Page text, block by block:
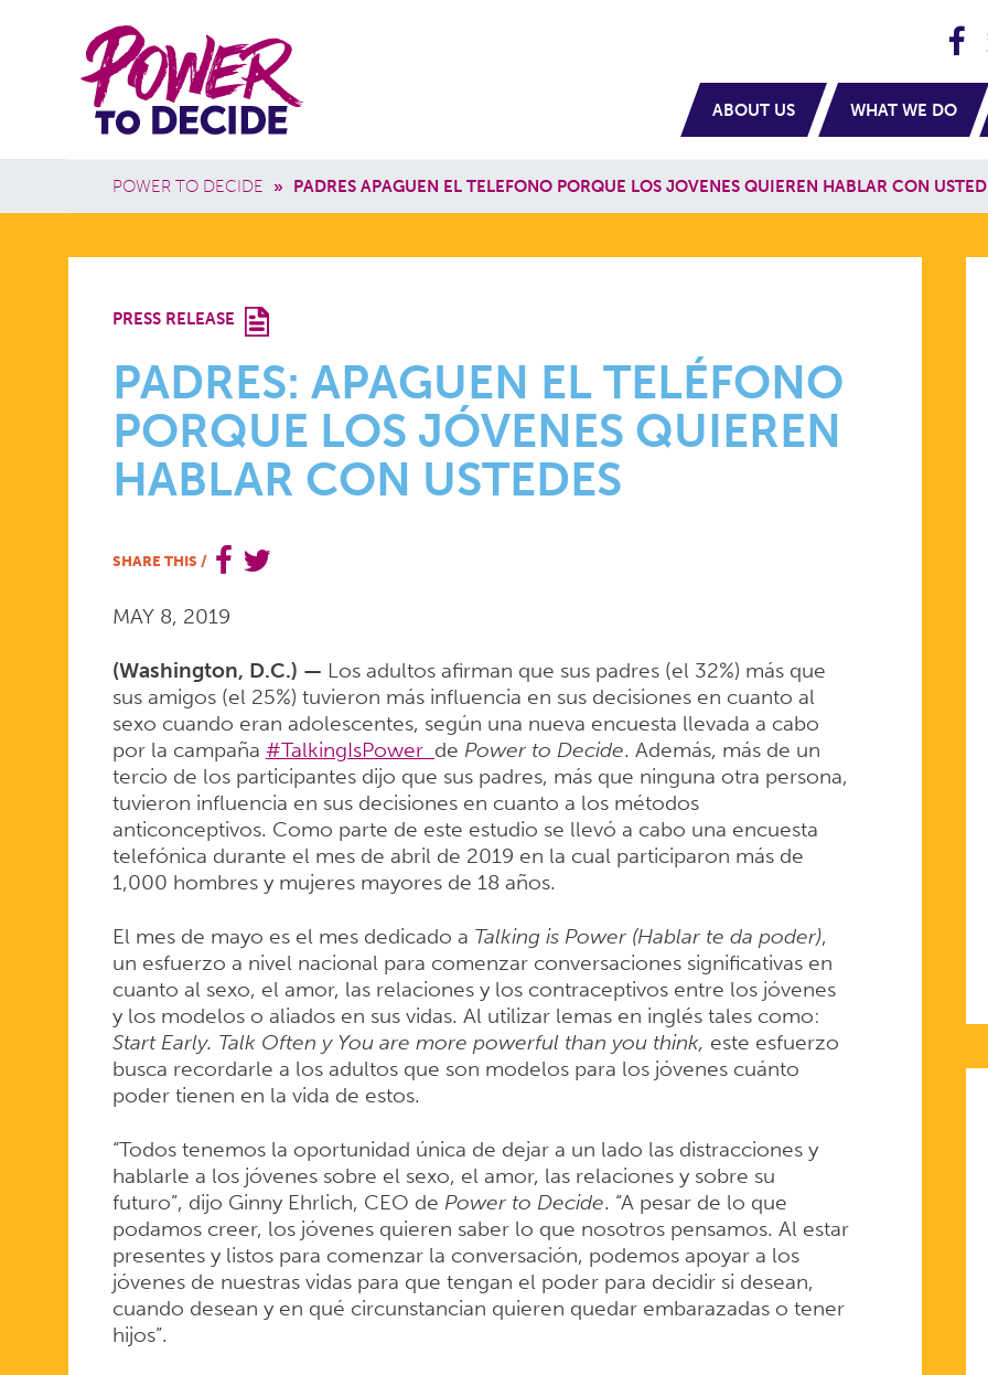
Power
to
Decide
Main navigation
ABOUT US WHAT WE DO
Breadcrumb
POWER TO DECIDE » PADRES APAGUEN EL TELEFONO PORQUE LOS JOVENES QUIEREN HABLAR CON
PADRES:
APAGUEN
EL
TELÉFONO
PORQUE
LOS
JÓVENES
QUIEREN
HABLAR
CON
USTEDES
PRESS RELEASE
PADRES: APAGUEN EL TELÉFONO
PORQUE LOS JÓVENES QUIEREN
HABLAR CON USTEDES
SHARE THIS /
MAY 8, 2019
(Washington, D.C.) — Los adultos afirman que sus padres (el 32%) más que
sus amigos (el 25%) tuvieron más influencia en sus decisiones en cuanto al
sexo cuando eran adolescentes, según una nueva encuesta llevada a cabo
por la campaña #TalkingIsPower de Power to Decide. Además, más de un
tercio de los participantes dijo que sus padres, más que ninguna otra persona,
tuvieron influencia en sus decisiones en cuanto a los métodos
anticonceptivos. Como parte de este estudio se llevó a cabo una encuesta
telefónica durante el mes de abril de 2019 en la cual participaron más de
1,000 hombres y mujeres mayores de 18 años.
El mes de mayo es el mes dedicado a Talking is Power (Hablar te da poder),
un esfuerzo a nivel nacional para comenzar conversaciones significativas en
cuanto al sexo, el amor, las relaciones y los contraceptivos entre los jóvenes
y los modelos o aliados en sus vidas. Al utilizar lemas en inglés tales como:
Start Early. Talk Often y You are more powerful than you think, este esfuerzo
busca recordarle a los adultos que son modelos para los jóvenes cuánto
poder tienen en la vida de estos.
“Todos tenemos la oportunidad única de dejar a un lado las distracciones y
hablarle a los jóvenes sobre el sexo, el amor, las relaciones y sobre su
futuro”, dijo Ginny Ehrlich, CEO de Power to Decide. “A pesar de lo que
podamos creer, los jóvenes quieren saber lo que nosotros pensamos. Al estar
presentes y listos para comenzar la conversación, podemos apoyar a los
jóvenes de nuestras vidas para que tengan el poder para decidir si desean,
cuando desean y en qué circunstancian quieren quedar embarazadas o tener
hijos”.